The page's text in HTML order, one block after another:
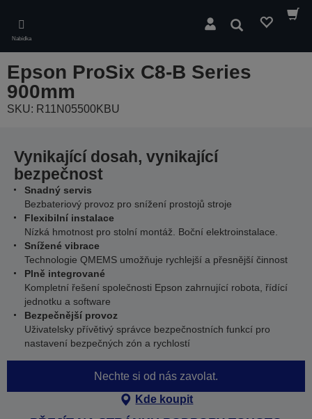
main
content
Nabídka
Hledat
Epson ProSix C8-B Series
900mm
SKU: R11N05500KBU
Vynikající dosah, vynikající
bezpečnost
Snadný servis
Bezbateriový provoz pro snížení prostojů stroje
Flexibilní instalace
Nízká hmotnost pro stolní montáž. Boční elektroinstalace.
Snížené vibrace
Technologie QMEMS umožňuje rychlejší a přesnější činnost
Plně integrované
Kompletní řešení společnosti Epson zahrnující robota, řídící
jednotku a software
Bezpečnější provoz
Uživatelsky přívětivý správce bezpečnostních funkcí pro
nastavení bezpečných zón a rychlostí
Nechte si od nás zavolat.
Kde koupit